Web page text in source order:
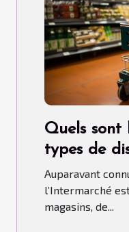
Quels sont
types de
qu’adopte
Auparavant
l’Intermarché
magasins, de...